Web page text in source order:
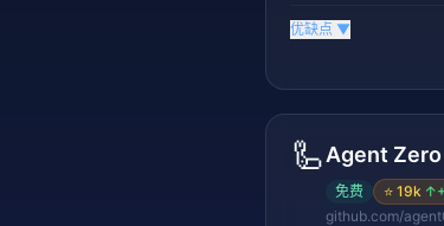
优缺点 ▼
🦾Agent Zero
免费 ⭐ 19k ↑
github.com/